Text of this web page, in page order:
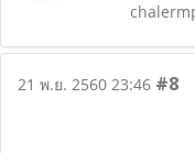
21 พ.ย. 2560 23:46 #8